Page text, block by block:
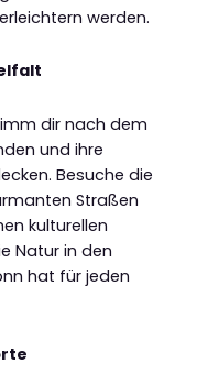
werden.
dir nach dem
und ihre
Besuche die
Straßen
kulturellen
Natur in den
hat für jeden